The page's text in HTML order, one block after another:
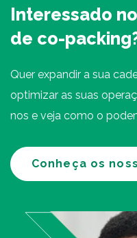
Interessado
de co-
Quer expandir a sua
optimizar as suas
nos e veja como o
Conheça os